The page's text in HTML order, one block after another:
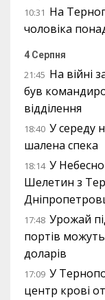
10:31 На
чоловіка
4 Серпня
21:45 На війні
був
відділення
18:40 У середу
шалена спека
18:14 У
Шелетин з
17:48 Урожай
портів
доларів
17:09 У
центр крові